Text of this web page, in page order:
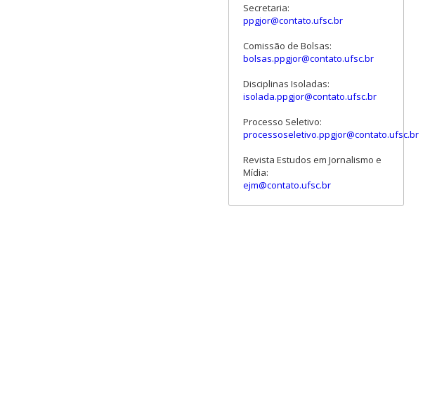
Secretaria:
ppgjor@contato.ufsc.br
Comissão de Bolsas:
bolsas.ppgjor@contato.ufsc.br
Disciplinas Isoladas:
isolada.ppgjor@contato.ufsc.br
Processo Seletivo:
processoseletivo.ppgjor@contato.ufsc.br
Revista Estudos em Jornalismo e
Mídia:
ejm@contato.ufsc.br